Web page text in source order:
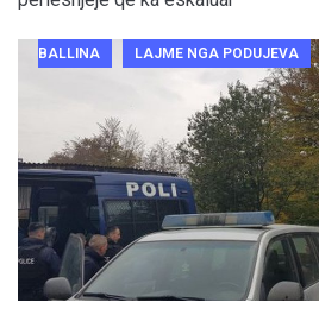
BALLINA LAJME NGA PODUJEVA